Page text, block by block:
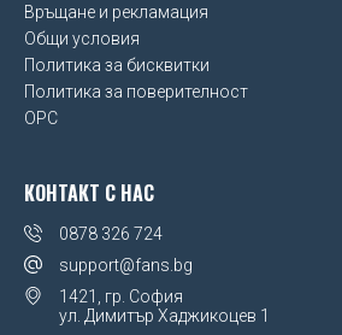
Връщане и рекламация
Общи условия
Политика за бисквитки
Политика за поверителност
OPC
КОНТАКТ С НАС
0878 326 724
support@fans.bg
1421, гр. София
ул. Димитър Хаджикоцев 1